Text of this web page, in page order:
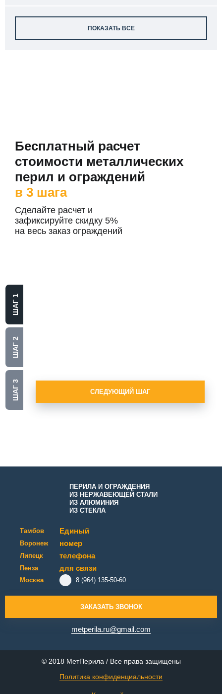
ПОКАЗАТЬ ВСЕ
Бесплатный расчет
стоимости металлических
перил и ограждений
в 3 шага
Сделайте расчет и
зафиксируйте скидку 5%
на весь заказ ограждений
ШАГ 3
ШАГ 2
ШАГ 1
СЛЕДУЮЩИЙ ШАГ
ПЕРИЛА И ОГРАЖДЕНИЯ
ИЗ НЕРЖАВЕЮЩЕЙ СТАЛИ
ИЗ АЛЮМИНИЯ
ИЗ СТЕКЛА
Тамбов Единый
Воронеж номер
Липецк телефона
Пенза для связи
Москва 8 (964) 135-50-60
ЗАКАЗАТЬ ЗВОНОК
metperila.ru@gmail.com
© 2018 МетПерила / Все права защищены
Политика конфиденциальности